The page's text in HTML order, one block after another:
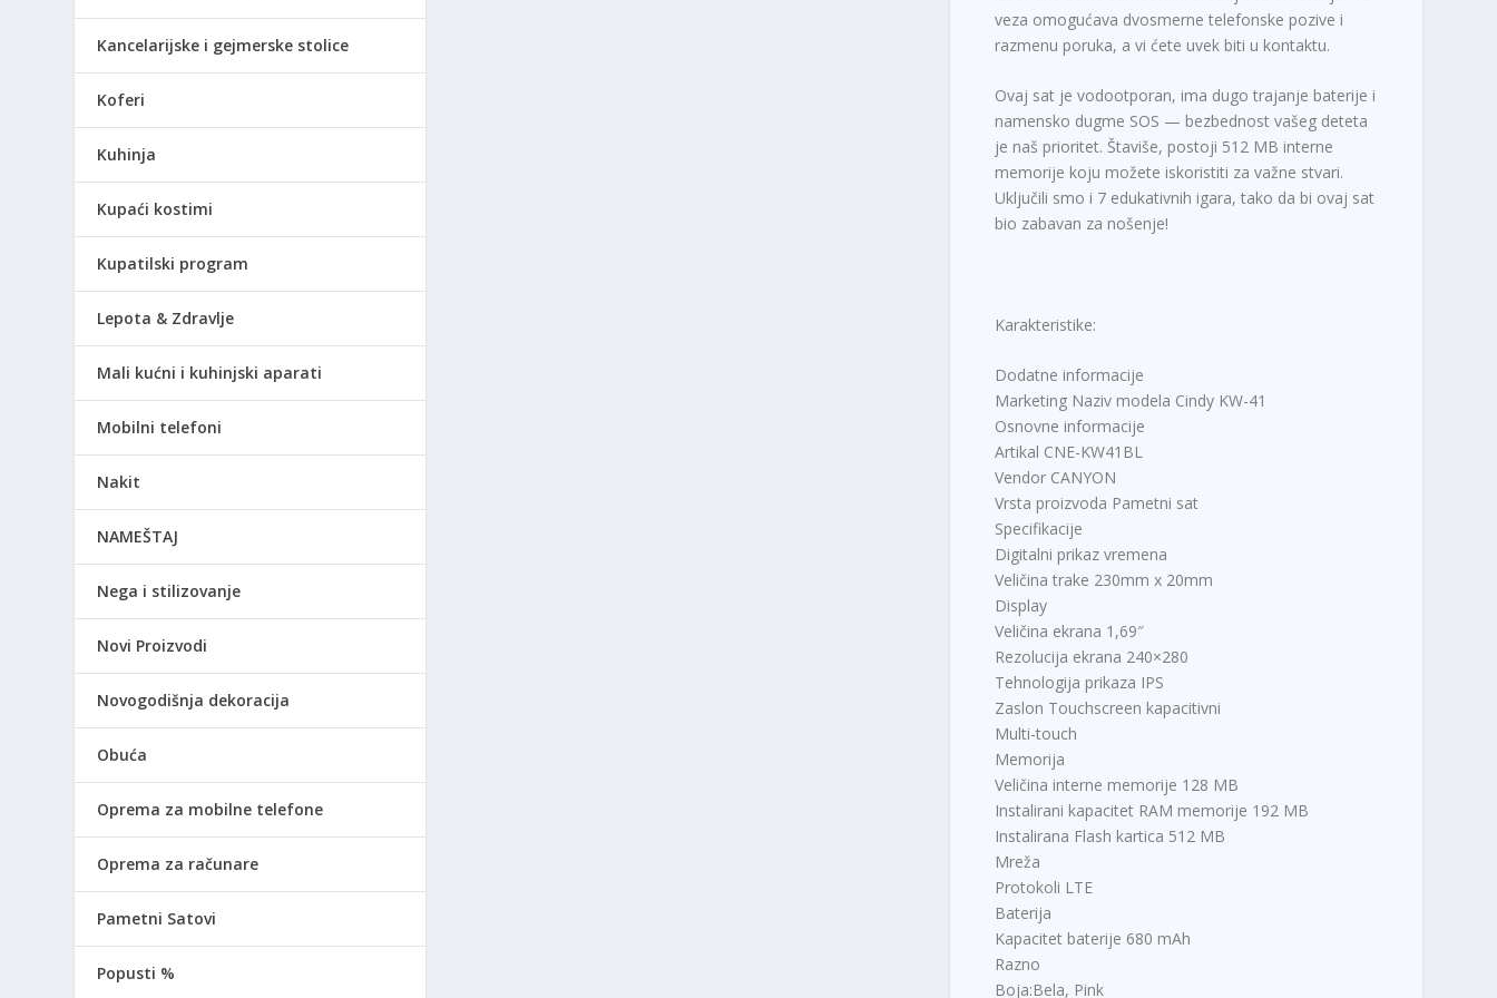
0
0
R
S
D
.
.
veza omogućava dvosmerne telefonske pozive i
razmenu poruka, a vi ćete uvek biti u kontaktu.
Ovaj sat je vodootporan, ima dugo trajanje baterije i
namensko dugme SOS — bezbednost vašeg deteta
je naš prioritet. Štaviše, postoji 512 MB interne
memorije koju možete iskoristiti za važne stvari.
Uključili smo i 7 edukativnih igara, tako da bi ovaj sat
bio zabavan za nošenje!
Karakteristike:
Dodatne informacije
Marketing Naziv modela Cindy KW-41
Osnovne informacije
Artikal CNE-KW41BL
Vendor CANYON
Vrsta proizvoda Pametni sat
Specifikacije
Digitalni prikaz vremena
Veličina trake 230mm x 20mm
Display
Veličina ekrana 1,69″
Rezolucija ekrana 240×280
Tehnologija prikaza IPS
Zaslon Touchscreen kapacitivni
Multi-touch
Memorija
Veličina interne memorije 128 MB
Instalirani kapacitet RAM memorije 192 MB
Instalirana Flash kartica 512 MB
Mreža
Protokoli LTE
Baterija
Kapacitet baterije 680 mAh
Razno
Boja:Bela, Pink
Kancelarijske i gejmerske stolice
Koferi
Kuhinja
Kupaći kostimi
Kupatilski program
Lepota & Zdravlje
Mali kućni i kuhinjski aparati
Mobilni telefoni
Nakit
NAMEŠTAJ
Nega i stilizovanje
Novi Proizvodi
Novogodišnja dekoracija
Obuća
Oprema za mobilne telefone
Oprema za računare
Pametni Satovi
Popusti %